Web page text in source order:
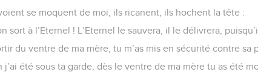
se moquent de moi, ils ricanent, ils hochent la tête :
sort à l’Eternel ! L’Eternel le sauvera, il le délivrera,
du ventre de ma mère, tu m’as mis en sécurité contre sa
été sous ta garde, dès le ventre de ma mère tu as été